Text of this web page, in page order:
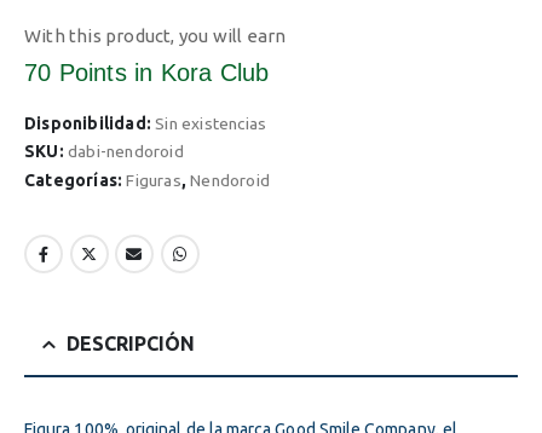
With this product, you will earn
70 Pointsin Kora Club
Disponibilidad:Sin existencias
SKU: dabi-nendoroid
Categorías:Figuras,Nendoroid
DESCRIPCIÓN